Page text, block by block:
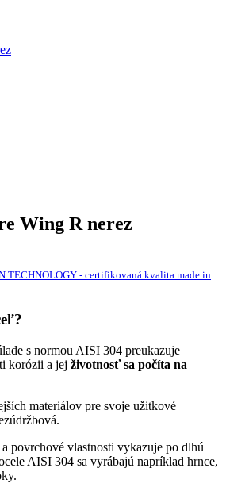
Wing R nerez
TECHNOLOGY - certifikovaná kvalita made in
s normou AISI 304 preukazuje
korózii a jej životnosť sa počíta na
materiálov pre svoje užitkové
povrchové vlastnosti vykazuje po dlhú
AISI 304 sa vyrábajú napríklad hrnce,